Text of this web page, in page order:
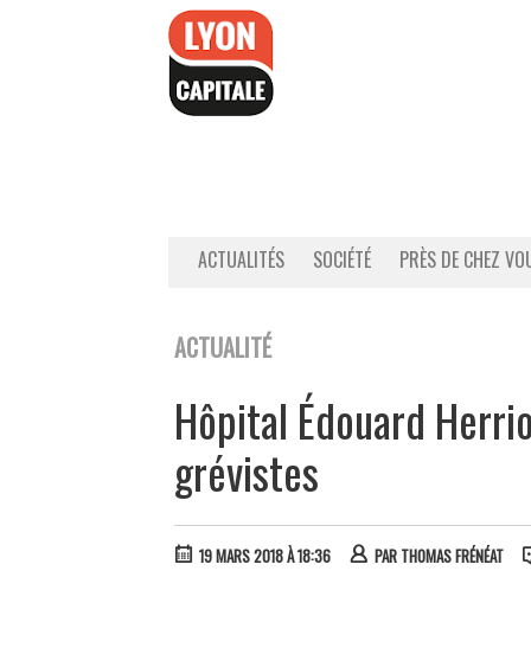
ACTUALITÉS SOCIÉTÉ PRÈS DE CHEZ
ACTUALITÉ
Hôpital Édouard
grévistes
19 MARS 2018 À 18:36 PAR THOMAS FRÉNÉAT